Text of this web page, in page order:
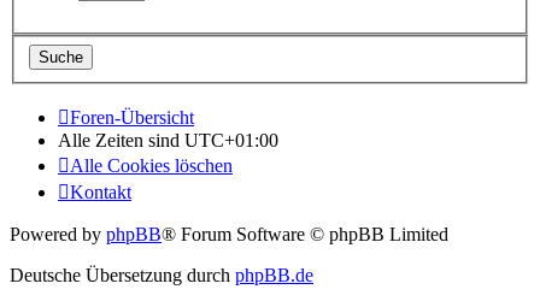
Foren-Übersicht
Alle Zeiten sind UTC+01:00
Alle Cookies löschen
Kontakt
Powered by phpBB® Forum Software © phpBB Limited
Deutsche Übersetzung durch phpBB.de